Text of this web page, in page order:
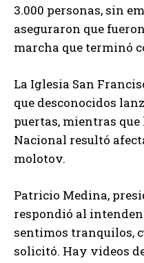
3.000 personas, sin
aseguraron que
marcha que terminó
La Iglesia San
que desconocidos
puertas, mientras
Nacional resultó
molotov.
Patricio Medina,
respondió al
sentimos tranquilos,
solicitó. Hay videos